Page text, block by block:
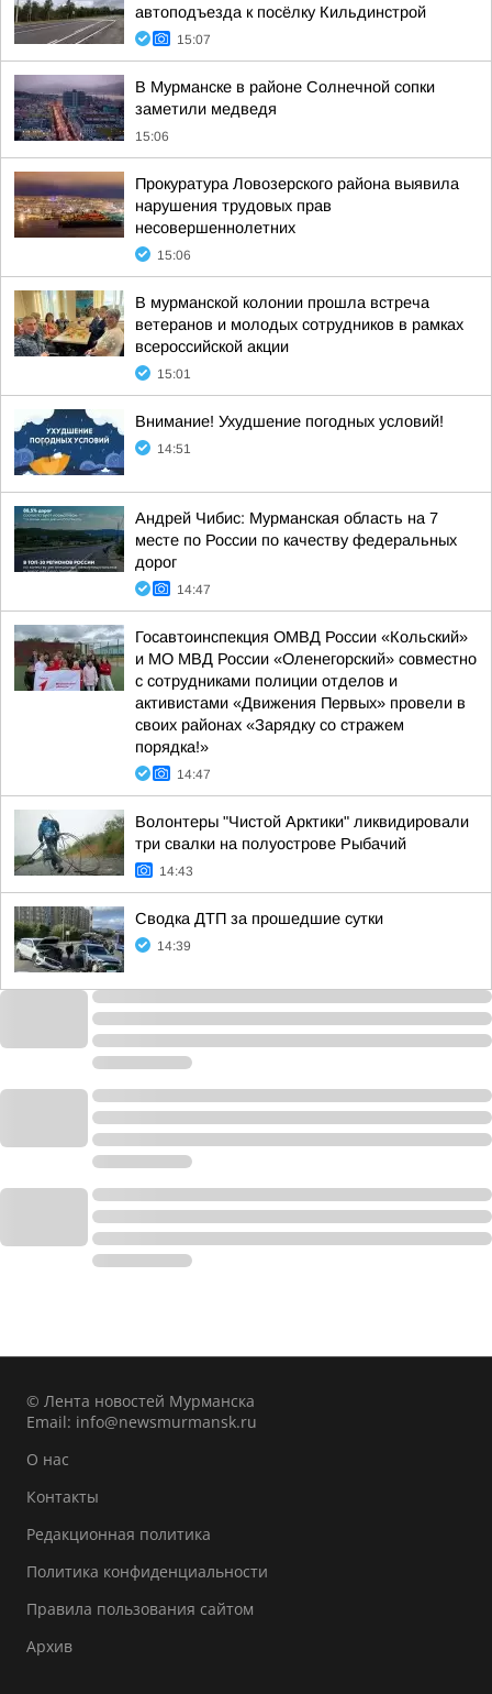
автоподъезда к посёлку Кильдинстрой
15:07
В Мурманске в районе Солнечной сопки
заметили медведя
15:06
Прокуратура Ловозерского района выявила
нарушения трудовых прав
несовершеннолетних
15:06
В мурманской колонии прошла встреча
ветеранов и молодых сотрудников в рамках
всероссийской акции
15:01
Внимание! Ухудшение погодных условий!
14:51
Андрей Чибис: Мурманская область на 7
месте по России по качеству федеральных
дорог
14:47
Госавтоинспекция ОМВД России «Кольский»
и МО МВД России «Оленегорский» совместно
с сотрудниками полиции отделов и
активистами «Движения Первых» провели в
своих районах «Зарядку со стражем
порядка!»
14:47
Волонтеры "Чистой Арктики" ликвидировали
три свалки на полуострове Рыбачий
14:43
Сводка ДТП за прошедшие сутки
14:39
© Лента новостей Мурманска
Email: info@newsmurmansk.ru
О нас
Контакты
Редакционная политика
Политика конфиденциальности
Правила пользования сайтом
Архив